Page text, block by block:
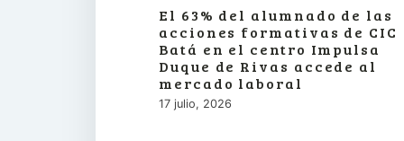
El 63% del alumnado de las
acciones formativas de CIC
Batá en el centro Impulsa
Duque de Rivas accede al
mercado laboral
17 julio, 2026